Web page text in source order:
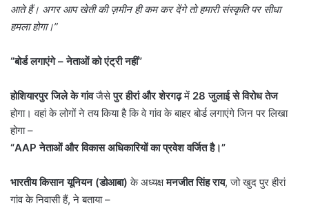
आते हैं। अगर आप खेती की ज़मीन ही कम कर देंगे तो हमारी संस्कृति पर सीधा
हमला होगा।”
“बोर्ड लगाएंगे – नेताओं को एंट्री नहीं”
होशियारपुर जिले के गांवजैसेपुर हीरां और शेरगढ़में 28जुलाई से विरोध तेज
होगा। वहां के लोगों ने तय किया है कि वे गांव के बाहर बोर्ड लगाएंगे जिन पर लिखा
होगा –
“AAPनेताओं और विकास अधिकारियों का प्रवेश वर्जित है।”
भारतीय किसान यूनियन (डोआबा) के अध्यक्षमनजीत सिंह राय, जो खुद पुर हीरां
गांव के निवासी हैं, ने बताया –